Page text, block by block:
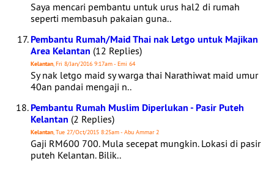
Saya mencari pembantu untuk urus hal2 di rumah
seperti membasuh pakaian guna..
Pembantu Rumah/Maid Thai nak Letgo untuk Majikan
Area Kelantan (12 Replies)
Kelantan, Fri 8/Jan/2016 9:17am - Emi 64
Sy nak letgo maid sy warga thai Narathiwat maid umur
40an pandai mengaji n..
Pembantu Rumah Muslim Diperlukan - Pasir Puteh
Kelantan (2 Replies)
Kelantan, Tue 27/Oct/2015 8:25am - Abu Ammar 2
Gaji RM600 700. Mula secepat mungkin. Lokasi di pasir
puteh Kelantan. Bilik..